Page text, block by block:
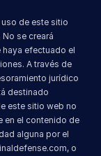
uso de este sitio
se creará
efectuado el
A través de
jurídico
destinado
este sitio web no
en el contenido de
alguna por el
, o